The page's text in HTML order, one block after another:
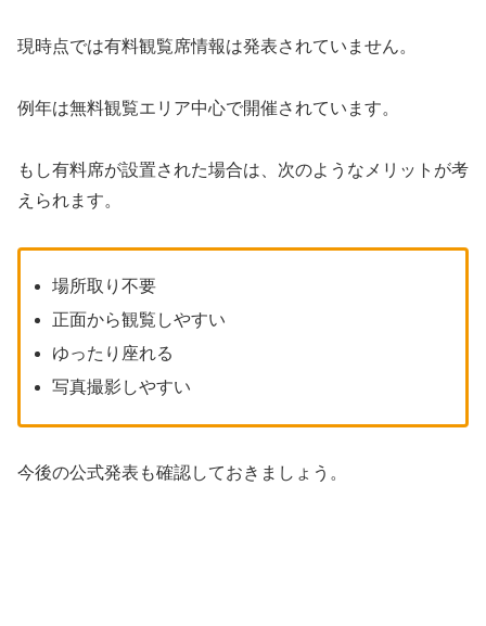
現時点では有料観覧席情報は発表されていません。
例年は無料観覧エリア中心で開催されています。
もし有料席が設置された場合は、次のようなメリットが考
えられます。
場所取り不要
正面から観覧しやすい
ゆったり座れる
写真撮影しやすい
今後の公式発表も確認しておきましょう。